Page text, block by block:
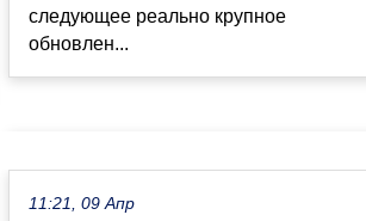
следующее реально крупное
обновлен...
11:21, 09 Апр